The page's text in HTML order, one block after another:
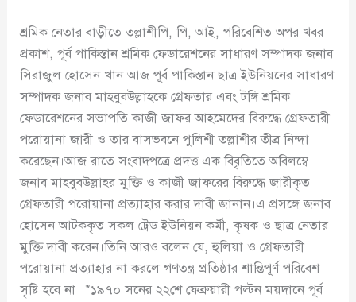
শ্রমিক নেতার বাড়ীতে তল্লাশীপি, পি, আই, পরিবেশিত অপর খবর
প্রকাশ, পূর্ব পাকিস্তান শ্রমিক ফেডারেশনের সাধারণ সম্পাদক জনাব
সিরাজুল হোসেন খান আজ পূর্ব পাকিস্তান ছাত্র ইউনিয়নের সাধারণ
সম্পাদক জনাব মাহবুবউল্লাহকে গ্রেফতার এবং টঙ্গি শ্রমিক
ফেডারেশনের সভাপতি কাজী জাফর আহমেদের বিরুদ্ধে গ্রেফতারী
পরোয়ানা জারী ও তার বাসভবনে পুলিশী তল্লাশীর তীব্র নিন্দা
করেছেন।আজ রাতে সংবাদপত্রে প্রদত্ত এক বিবৃতিতে অবিলম্বে
জনাব মাহবুবউল্লাহর মুক্তি ও কাজী জাফরের বিরুদ্ধে জারীকৃত
গ্রেফতারী পরোয়ানা প্রত্যাহার করার দাবী জানান।এ প্রসঙ্গে জনাব
হোসেন আটককৃত সকল ট্রেড ইউনিয়ন কর্মী, কৃষক ও ছাত্র নেতার
মুক্তি দাবী করেন।তিনি আরও বলেন যে, হুলিয়া ও গ্রেফতারী
পরোয়ানা প্রত্যাহার না করলে গণতন্ত্র প্রতিষ্ঠার শান্তিপূর্ণ পরিবেশ
সৃষ্টি হবে না। *১৯৭০ সনের ২২শে ফেব্রুয়ারী পল্টন ময়দানে পূর্ব